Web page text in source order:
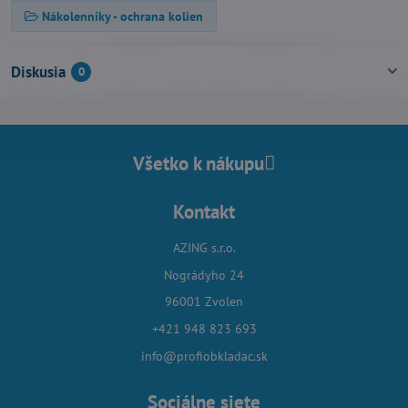
Nákolenníky - ochrana kolien
Diskusia 0
Všetko k nákupu
Kontakt
AZING s.r.o.
Nográdyho 24
96001 Zvolen
+421 948 823 693
info@profiobkladac.sk
Sociálne siete